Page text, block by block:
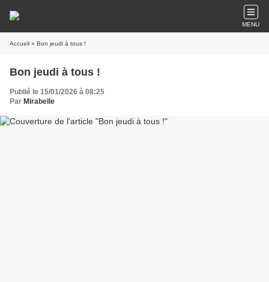
MENU
Accueil » Bon jeudi à tous !
Bon jeudi à tous !
Publié le 15/01/2026 à 08:25
Par Mirabelle